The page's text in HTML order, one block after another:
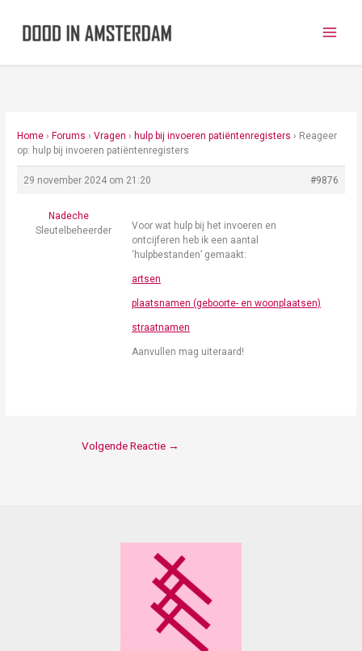
Home › Forums › Vragen › hulp bij invoeren patiëntenregisters › Reageer
op: hulp bij invoeren patiëntenregisters
29 november 2024 om 21:20 #9876
Nadeche
Sleutelbeheerder
Voor wat hulp bij het invoeren en
ontcijferen heb ik een aantal
‘hulpbestanden’ gemaakt:
artsen
plaatsnamen (geboorte- en woonplaatsen)
straatnamen
Aanvullen mag uiteraard!
Volgende Reactie →